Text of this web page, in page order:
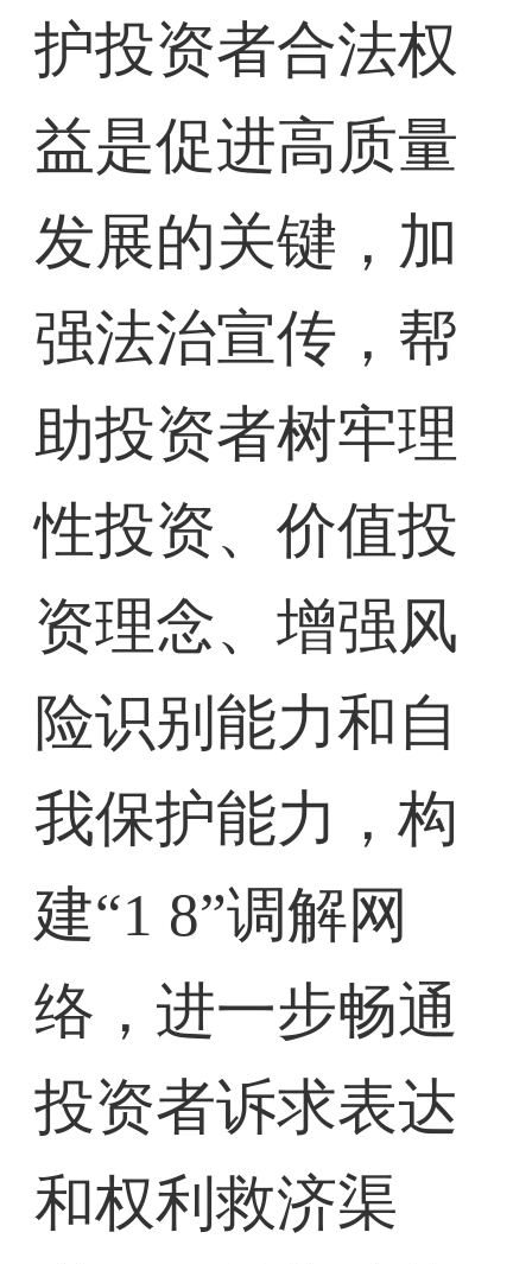
护投资者合法权
益是促进高质量
发展的关键，加
强法治宣传，帮
助投资者树牢理
性投资、价值投
资理念、增强风
险识别能力和自
我保护能力，构
建“1 8”调解网
络，进一步畅通
投资者诉求表达
和权利救济渠